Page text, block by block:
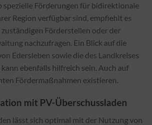
spezielle Förderungen für bidirektionale
Region verfügbar sind, empfiehlt es
Förderstellen oder der
nachzufragen. Ein Blick auf die
Edersleben sowie die des Landkreises
ebenfalls hilfreich sein. Auch auf
Fördermaßnahmen existieren.
mit PV-Überschussladen
lässt sich optimal mit der Nutzung von